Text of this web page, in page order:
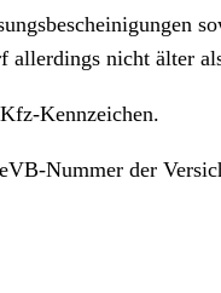
allerdings nicht älter
Kennzeichen.
Nummer der